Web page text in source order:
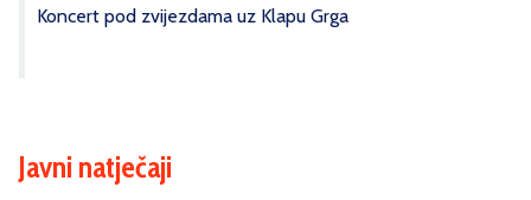
Koncert pod zvijezdama uz Klapu Grga
Javni natječaji